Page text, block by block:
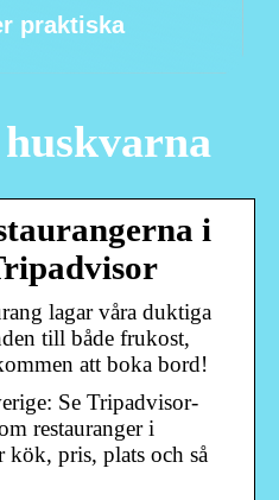
praktiska
i
lagar våra duktiga
till både frukost,
att boka bord!
Se Tripadvisor-
restauranger i
kök, pris, plats och så